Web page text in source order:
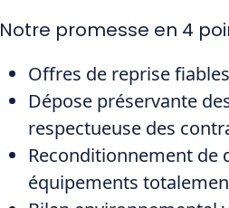
Notre promesse en 4
Offres de reprise
Dépose préservante
respectueuse des
Reconditionnement de
équipements